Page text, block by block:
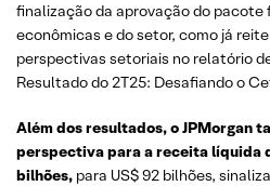
finalização da aprovação do pacote
econômicas e do setor, como já
perspectivas setoriais no relatório
Resultado do 2T25: Desafiando o
Além dos resultados, o JPMorgan
perspectiva para a receita líquida
bilhões, para US$ 92 bilhões,